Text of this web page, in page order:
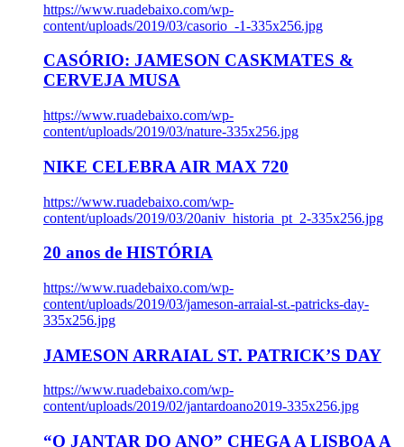
https://www.ruadebaixo.com/wp-
content/uploads/2019/03/casorio_-1-335x256.jpg
CASÓRIO: JAMESON CASKMATES &
CERVEJA MUSA
https://www.ruadebaixo.com/wp-
content/uploads/2019/03/nature-335x256.jpg
NIKE CELEBRA AIR MAX 720
https://www.ruadebaixo.com/wp-
content/uploads/2019/03/20aniv_historia_pt_2-335x256.jpg
20 anos de HISTÓRIA
https://www.ruadebaixo.com/wp-
content/uploads/2019/03/jameson-arraial-st.-patricks-day-
335x256.jpg
JAMESON ARRAIAL ST. PATRICK’S DAY
https://www.ruadebaixo.com/wp-
content/uploads/2019/02/jantardoano2019-335x256.jpg
“O JANTAR DO ANO” CHEGA A LISBOA A